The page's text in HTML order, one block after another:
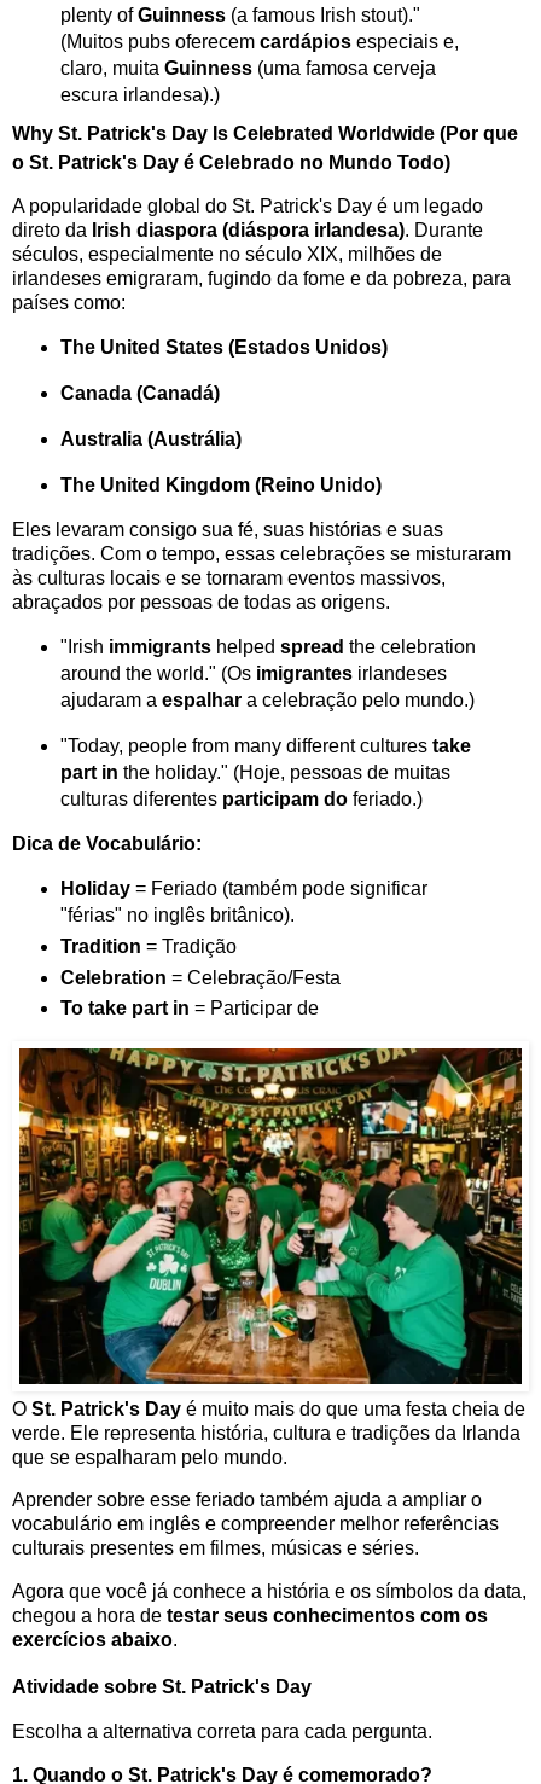
plenty ofGuinness(a famous Irish stout)."
(Muitos pubs oferecem cardápiosespeciais e,
claro, muita Guinness(uma famosa cerveja
escura irlandesa).)
Why St. Patrick's Day Is Celebrated Worldwide (Por que
o St. Patrick's Day é Celebrado no Mundo Todo)
A popularidade global do St. Patrick's Day é um legado
direto da Irish diaspora (diáspora irlandesa). Durante
séculos, especialmente no século XIX, milhões de
irlandeses emigraram, fugindo da fome e da pobreza, para
países como:
The United States (Estados Unidos)
Canada (Canadá)
Australia (Austrália)
The United Kingdom (Reino Unido)
Eles levaram consigo sua fé, suas histórias e suas
tradições. Com o tempo, essas celebrações se misturaram
às culturas locais e se tornaram eventos massivos,
abraçados por pessoas de todas as origens.
"Irish immigrantshelped spread the celebration
around the world." (Os imigrantesirlandeses
ajudaram a espalhara celebração pelo mundo.)
"Today, people from many different cultures take
part in the holiday." (Hoje, pessoas de muitas
culturas diferentes participam doferiado.)
Dica de Vocabulário:
Holiday= Feriado (também pode significar
"férias" no inglês britânico).
Tradition = Tradição
Celebration = Celebração/Festa
To take part in = Participar de
O St. Patrick's Day é muito mais do que uma festa cheia de
verde. Ele representa história, cultura e tradições da Irlanda
que se espalharam pelo mundo.
Aprender sobre esse feriado também ajuda a ampliar o
vocabulário em inglês e compreender melhor referências
culturais presentes em filmes, músicas e séries.
Agora que você já conhece a história e os símbolos da data,
chegou a hora de testar seus conhecimentos com os
exercícios abaixo.
Atividade sobre St. Patrick's Day
Escolha a alternativa correta para cada pergunta.
1. Quando o St. Patrick's Day é comemorado?